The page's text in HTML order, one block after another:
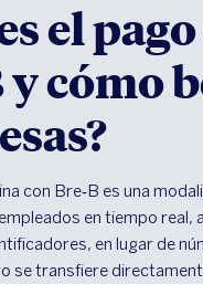
el
y cómo
con Bre‑B es una
en tiempo real,
en lugar de
se transfiere